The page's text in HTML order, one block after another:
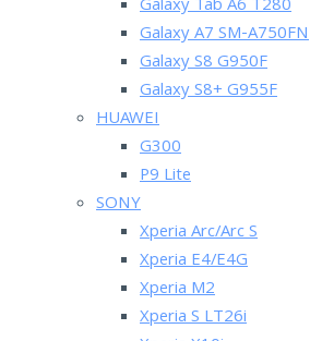
Galaxy Tab A6 T280
Galaxy A7 SM-A750FN
Galaxy S8 G950F
Galaxy S8+ G955F
HUAWEI
G300
P9 Lite
SONY
Xperia Arc/Arc S
Xperia E4/E4G
Xperia M2
Xperia S LT26i